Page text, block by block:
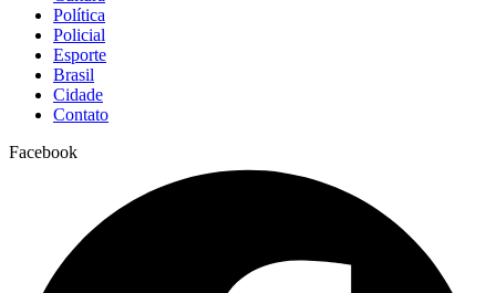
Política
Policial
Esporte
Brasil
Cidade
Contato
Facebook